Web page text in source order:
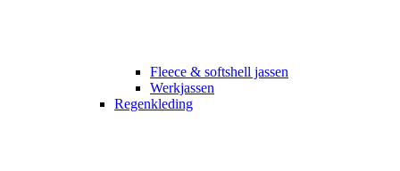
Fleece & softshell jassen
Werkjassen
Regenkleding